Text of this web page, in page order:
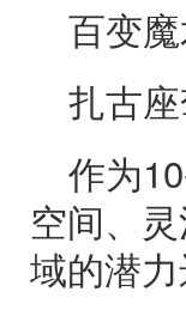
百变
扎古
作为
空间、
域的潜